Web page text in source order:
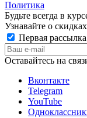
Политика
Будьте всегда в
Узнавайте о
Первая рассылка
Оставайтесь на
Вконтакте
Telegram
YouTube